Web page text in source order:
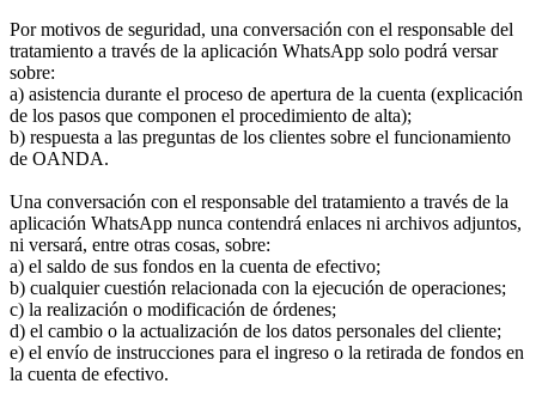
Por motivos de seguridad, una conversación con el responsable del
tratamiento a través de la aplicación WhatsApp solo podrá versar
sobre:
a) asistencia durante el proceso de apertura de la cuenta (explicación
de los pasos que componen el procedimiento de alta);
b) respuesta a las preguntas de los clientes sobre el funcionamiento
de OANDA.
Una conversación con el responsable del tratamiento a través de la
aplicación WhatsApp nunca contendrá enlaces ni archivos adjuntos,
ni versará, entre otras cosas, sobre:
a) el saldo de sus fondos en la cuenta de efectivo;
b) cualquier cuestión relacionada con la ejecución de operaciones;
c) la realización o modificación de órdenes;
d) el cambio o la actualización de los datos personales del cliente;
e) el envío de instrucciones para el ingreso o la retirada de fondos en
la cuenta de efectivo.